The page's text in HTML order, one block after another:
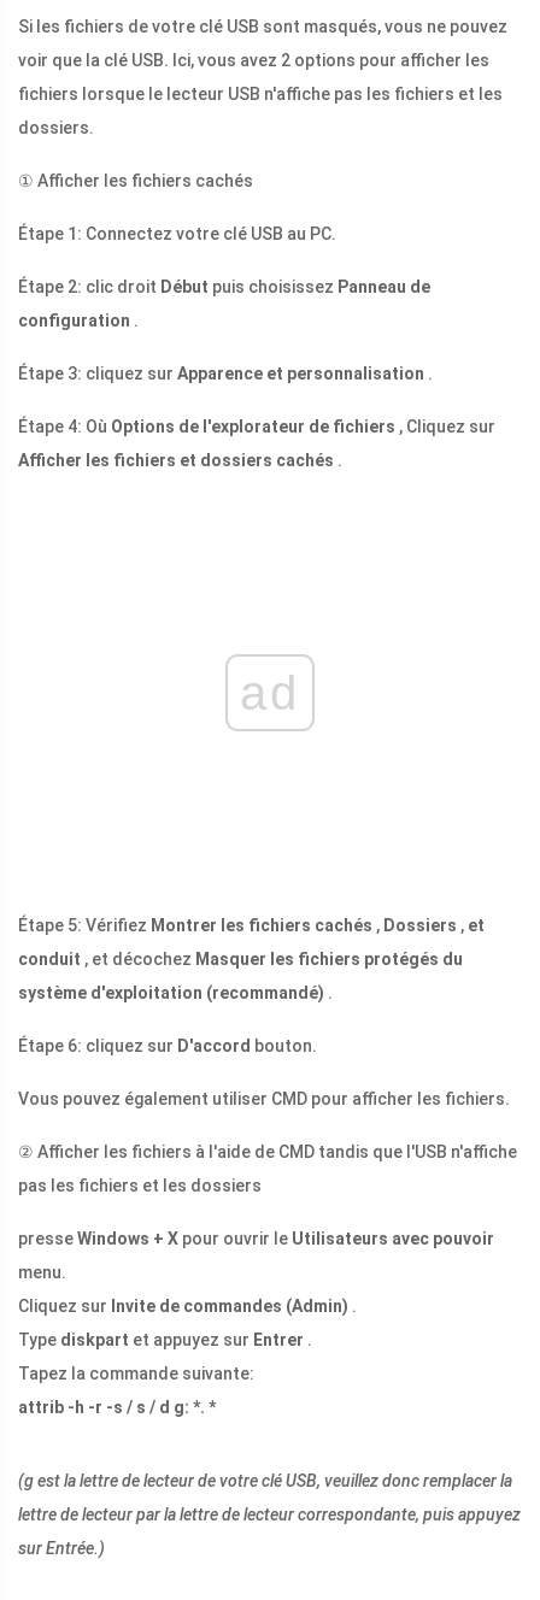
Si les fichiers de votre clé USB sont masqués, vous ne pouvez
voir que la clé USB. Ici, vous avez 2 options pour afficher les
fichiers lorsque le lecteur USB n'affiche pas les fichiers et les
dossiers.
① Afficher les fichiers cachés
Étape 1: Connectez votre clé USB au PC.
Étape 2: clic droit Début puis choisissez Panneau de
configuration .
Étape 3: cliquez sur Apparence et personnalisation .
Étape 4: Où Options de l'explorateur de fichiers , Cliquez sur
Afficher les fichiers et dossiers cachés .
ad
Étape 5: Vérifiez Montrer les fichiers cachés , Dossiers , et
conduit , et décochez Masquer les fichiers protégés du
système d'exploitation (recommandé) .
Étape 6: cliquez sur D'accord bouton.
Vous pouvez également utiliser CMD pour afficher les fichiers.
② Afficher les fichiers à l'aide de CMD tandis que l'USB n'affiche
pas les fichiers et les dossiers
presseWindows + X pour ouvrir le Utilisateurs avec pouvoir
menu.
Cliquez sur Invite de commandes (Admin) .
Type diskpart et appuyez sur Entrer .
Tapez la commande suivante:
attrib -h -r -s / s / d g: *. *
(g est la lettre de lecteur de votre clé USB, veuillez donc remplacer la
lettre de lecteur par la lettre de lecteur correspondante, puis appuyez
sur Entrée.)